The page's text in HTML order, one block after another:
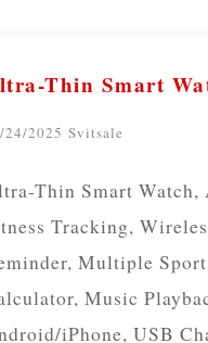
Thin Smart
24/2025 Svitsale
Thin Smart
Tracking,
Multiple
Music
iPhone, USB